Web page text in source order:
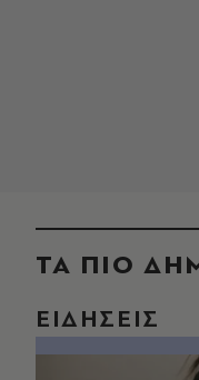
ΤΑ ΠΙΟ
ΕΙΔΗΣΕΙΣ